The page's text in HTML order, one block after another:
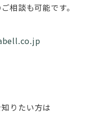
相談も可能です。
りたい方は